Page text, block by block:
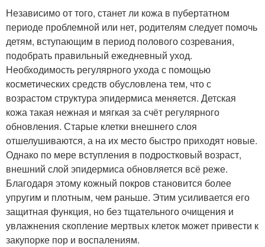
Независимо от того, станет ли кожа в пубертатном
периоде проблемной или нет, родителям следует помочь
детям, вступающим в период полового созревания,
подобрать правильный ежедневный уход.
Необходимость регулярного ухода с помощью
косметических средств обусловлена тем, что с
возрастом структура эпидермиса меняется. Детская
кожа такая нежная и мягкая за счёт регулярного
обновления. Старые клетки внешнего слоя
отшелушиваются, а на их место быстро приходят новые.
Однако по мере вступления в подростковый возраст,
внешний слой эпидермиса обновляется всё реже.
Благодаря этому кожный покров становится более
упругим и плотным, чем раньше. Этим усиливается его
защитная функция, но без тщательного очищения и
увлажнения скопление мертвых клеток может привести к
закупорке пор и воспалениям.